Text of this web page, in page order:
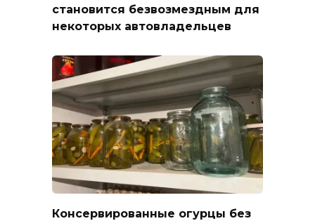
становится безвозмездным для
некоторых автовладельцев
Консервированные огурцы без